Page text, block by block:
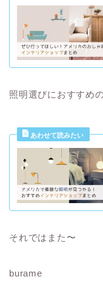
照明選びにおすすめ
それではまた〜
burame